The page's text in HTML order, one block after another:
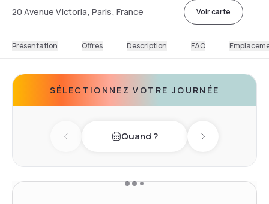
20 Avenue Victoria, Paris, France Voir carte
Présentation Offres Description FAQ
SÉLECTIONNEZ VOTRE JOURNÉE
Previous dayQuand ? Next day